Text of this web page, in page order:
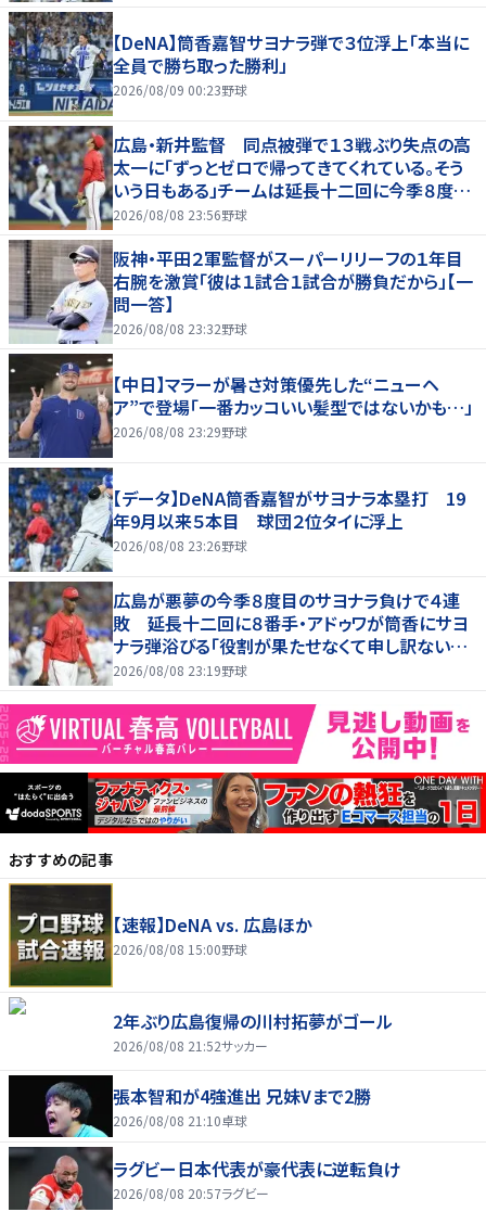
【DeNA】筒香嘉智サヨナラ弾で３位浮上「本当に
全員で勝ち取った勝利」
2026/08/09 00:23野球
広島・新井監督 同点被弾で１３戦ぶり失点の高
太一に「ずっとゼロで帰ってきてくれている。そう
いう日もある」チームは延長十二回に今季８度目
サヨナラ負け
2026/08/08 23:56野球
阪神・平田２軍監督がスーパーリリーフの１年目
右腕を激賞「彼は１試合１試合が勝負だから」【一
問一答】
2026/08/08 23:32野球
【中日】マラーが暑さ対策優先した“ニューヘ
ア”で登場「一番カッコいい髪型ではないかも…」
2026/08/08 23:29野球
【データ】DeNA筒香嘉智がサヨナラ本塁打 19
年9月以来５本目 球団２位タイに浮上
2026/08/08 23:26野球
広島が悪夢の今季８度目のサヨナラ負けで４連
敗 延長十二回に８番手・アドゥワが筒香にサヨ
ナラ弾浴びる「役割が果たせなくて申し訳ないで
す」
2026/08/08 23:19野球
おすすめの記事
【速報】DeNA vs. 広島ほか
2026/08/08 15:00野球
2年ぶり広島復帰の川村拓夢がゴール
2026/08/08 21:52サッカー
張本智和が4強進出 兄妹Vまで2勝
2026/08/08 21:10卓球
ラグビー日本代表が豪代表に逆転負け
2026/08/08 20:57ラグビー